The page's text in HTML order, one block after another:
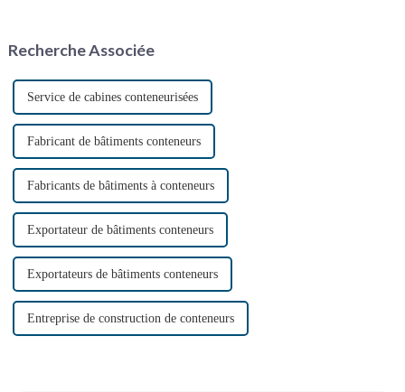
type de rénovation a
popularité…
Recherche Associée
Service de cabines conteneurisées
Fabricant de bâtiments conteneurs
Fabricants de bâtiments à conteneurs
Exportateur de bâtiments conteneurs
Exportateurs de bâtiments conteneurs
Entreprise de construction de conteneurs